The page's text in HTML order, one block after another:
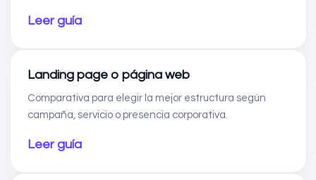
Leer guía
Landing page o página web
Comparativa para elegir la mejor estructura según
campaña, servicio o presencia corporativa.
Leer guía